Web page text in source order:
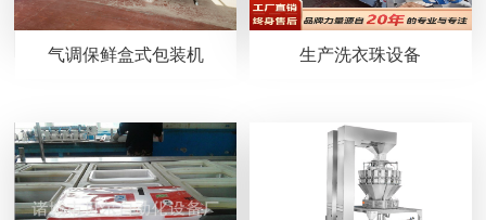
气调保鲜盒式包装机 生产洗衣珠设备